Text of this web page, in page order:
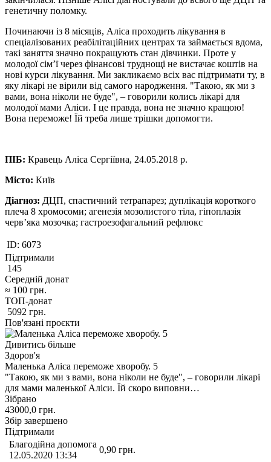
генетичну поломку.
Починаючи із 8 місяців, Аліса проходить лікування в
спеціалізованих реабілітаційних центрах та займається вдома,
такі заняття значно покращують стан дівчинки. Проте у
молодої сім’ї через фінансові труднощі не вистачає коштів на
нові курси лікування. Ми закликаємо всіх вас підтримати ту, в
яку лікарі не вірили від самого народження. "Такою, як ми з
вами, вона ніколи не буде", – говорили колись лікарі для
молодої мами Аліси. І це правда, вона не значно кращою!
Вона переможе! Їй треба лише трішки допомогти.
ПІБ: Кравець Аліса Сергіївна, 24.05.2018 р.
Місто: Київ
Діагноз: ДЦП, спастичний тетрапарез; дуплікація короткого
плеча 8 хромосоми; агенезія мозолистого тіла, гіпоплазія
черв’яка мозочка; гастроезофагальний рефлюкс
ID: 6073
Підтримали
145
Середній донат
≈ 100 грн.
ТОП-донат
5092 грн.
Пов'язані проєкти
Дивитись більше
Здоров'я
Маленька Аліса переможе хворобу. 5
"Такою, як ми з вами, вона ніколи не буде", – говорили лікарі
для мами маленької Аліси. Їй скоро виповни…
Зібрано
43000,0 грн.
Збір завершено
Підтримали
Благодійна допомога
12.05.2020 13:34
0,90 грн.